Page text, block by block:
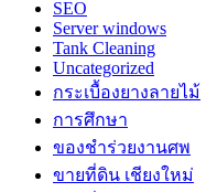
SEO
Server windows
Tank Cleaning
Uncategorized
กระเบื้องยางลายไม้
การศึกษา
ของชำร่วยงานศพ
ขายที่ดิน เชียงใหม่